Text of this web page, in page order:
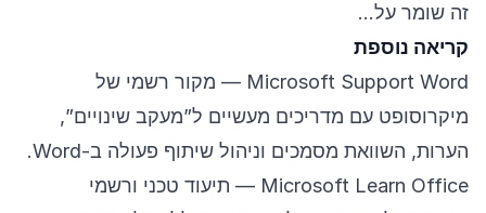
זה שומר על…
קריאה נוספת
Microsoft Support Word — מקור רשמי של
מיקרוסופט עם מדריכים מעשיים ל”מעקב שינויים”,
הערות, השוואת מסמכים וניהול שיתוף פעולה ב-Word.
Microsoft Learn Office — תיעוד טכני ורשמי